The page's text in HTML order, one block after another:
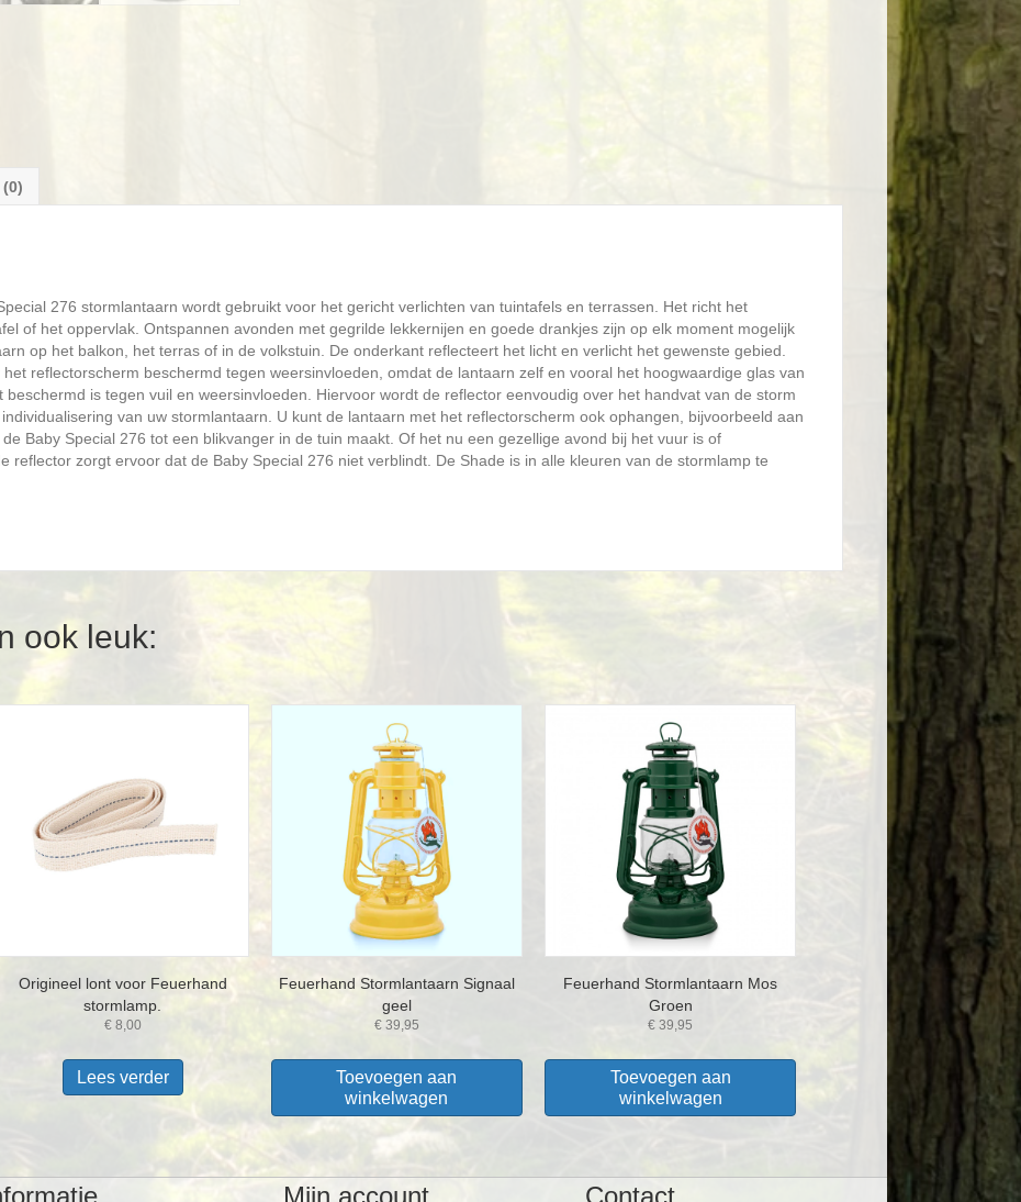
276 stormlantaarn wordt gebruikt voor het gericht verlichten van tuintafels en terrassen. Het richt het
of het oppervlak. Ontspannen avonden met gegrilde lekkernijen en goede drankjes zijn op elk moment mogelijk
op het balkon, het terras of in de volkstuin. De onderkant reflecteert het licht en verlicht het gewenste gebied.
reflectorscherm beschermd tegen weersinvloeden, omdat de lantaarn zelf en vooral het hoogwaardige glas van
is tegen vuil en weersinvloeden. Hiervoor wordt de reflector eenvoudig over het handvat van de storm
van uw stormlantaarn. U kunt de lantaarn met het reflectorscherm ook ophangen, bijvoorbeeld aan
Baby Special 276 tot een blikvanger in de tuin maakt. Of het nu een gezellige avond bij het vuur is of
reflector zorgt ervoor dat de Baby Special 276 niet verblindt. De Shade is in alle kleuren van de stormlamp te
ook leuk:
Origineel lont voor Feuerhand
stormlamp.
€8,00
Lees verder
Feuerhand Stormlantaarn Signaal
geel
€39,95
Toevoegen aan
winkelwagen
Feuerhand Stormlantaarn Mos
Groen
€ 39,95
Toevoegen aan
winkelwagen